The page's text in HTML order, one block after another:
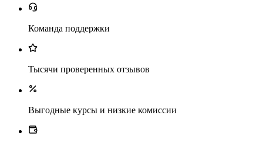
Команда поддержки
Тысячи проверенных отзывов
Выгодные курсы и низкие комиссии